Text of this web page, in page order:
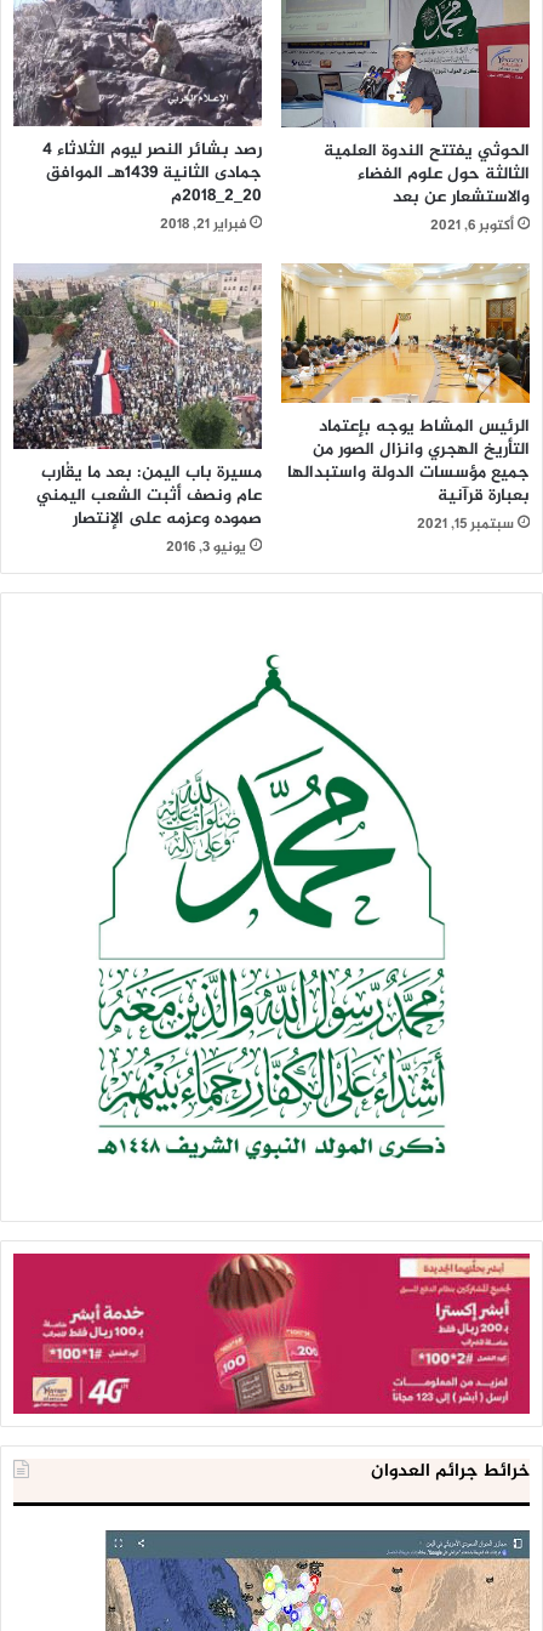
#700Days_ForgottenWar
#التحالف_يقتل_اطفال_اليمن
#نهايه_آل_سعود
#حيا_بداعي_الجهاد
#معركة_التنكيل
الحوثي يفتتح الندوة العلمية
الثالثة حول علوم الفضاء
والاستشعار عن بعد
أكتوبر 6, 2021
رصد بشائر النصر ليوم الثلاثاء 4
جمادى الثانية 1439هـ الموافق
20_2_2018م
فبراير 21, 2018
الرئيس المشاط يوجه بإعتماد
التأريخ الهجري وانزال الصور من
جميع مؤسسات الدولة واستبدالها
بعبارة قرآنية
سبتمبر 15, 2021
مسيرة باب اليمن: بعد ما يقُارب
عام ونصف أثبت الشعب اليمني
صموده وعزمه على الإنتصار
يونيو 3, 2016
خرائط جرائم العدوان